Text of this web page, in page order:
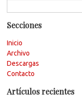
Secciones
Inicio
Archivo
Descargas
Contacto
Artículos recientes